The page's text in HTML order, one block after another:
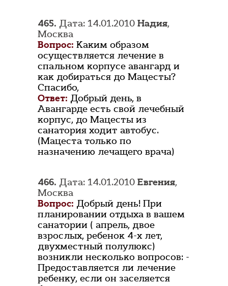
465. Дата: 14.01.2010 Надия,
Москва
Вопрос: Каким образом
осуществляется лечение в
спальном корпусе авангард и
как добираться до Мацесты?
Спасибо,
Ответ: Добрый день, в
Авангарде есть свой лечебный
корпус, до Мацесты из
санатория ходит автобус.
(Мацеста только по
назначению лечащего врача)
466. Дата: 14.01.2010 Евгения,
Москва
Вопрос: Добрый день! При
планировании отдыха в вашем
санатории ( апрель, двое
взрослых, ребенок 4-х лет,
двухместный полулюкс)
возникли несколько вопросов: -
Предоставляется ли лечение
ребенку, если он заселяется